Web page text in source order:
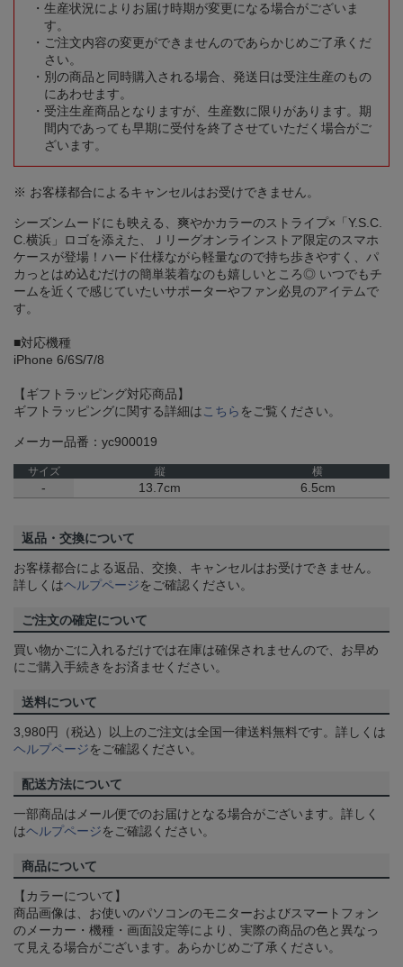
生産状況によりお届け時期が変更になる場合がございま
す。
ご注文内容の変更ができませんのであらかじめご了承くだ
さい。
別の商品と同時購入される場合、発送日は受注生産のもの
にあわせます。
受注生産商品となりますが、生産数に限りがあります。期
間内であっても早期に受付を終了させていただく場合がご
ざいます。
※ お客様都合によるキャンセルはお受けできません。
シーズンムードにも映える、爽やかカラーのストライプ×「Y.S.C.
C.横浜」ロゴを添えた、Ｊリーグオンラインストア限定のスマホ
ケースが登場！ハード仕様ながら軽量なので持ち歩きやすく、パ
カっとはめ込むだけの簡単装着なのも嬉しいところ◎ いつでもチ
ームを近くで感じていたいサポーターやファン必見のアイテムで
す。
■対応機種
iPhone 6/6S/7/8
【ギフトラッピング対応商品】
ギフトラッピングに関する詳細はこちら をご覧ください。
メーカー品番：yc900019
サイズ 縦 横
- 13.7cm 6.5cm
返品・交換について
お客様都合による返品、交換、キャンセルはお受けできません。
詳しくはヘルプページをご確認ください。
ご注文の確定について
買い物かごに入れるだけでは在庫は確保されませんので、お早め
にご購入手続きをお済ませください。
送料について
3,980円（税込）以上のご注文は全国一律送料無料です。詳しくは
ヘルプページをご確認ください。
配送方法について
一部商品はメール便でのお届けとなる場合がございます。詳しく
はヘルプページをご確認ください。
商品について
【カラーについて】
商品画像は、お使いのパソコンのモニターおよびスマートフォン
のメーカー・機種・画面設定等により、実際の商品の色と異なっ
て見える場合がございます。あらかじめご了承ください。